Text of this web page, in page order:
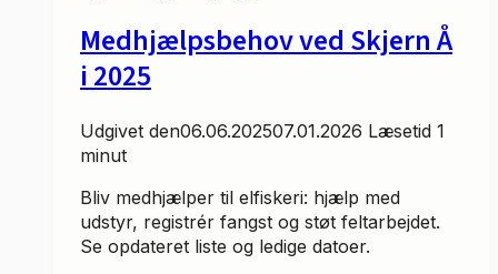
Medhjælpsbehov ved Skjern Å
i 2025
Udgivet den06.06.202507.01.2026 Læsetid 1
minut
Bliv medhjælper til elfiskeri: hjælp med
udstyr, registrér fangst og støt feltarbejdet.
Se opdateret liste og ledige datoer.